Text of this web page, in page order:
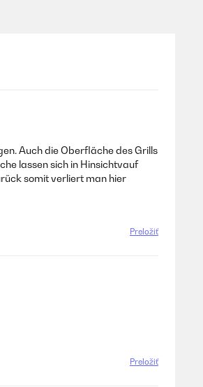
Auch die Oberfläche des Grills
lassen sich in Hinsichtvauf
somit verliert man hier
Preložiť
Preložiť